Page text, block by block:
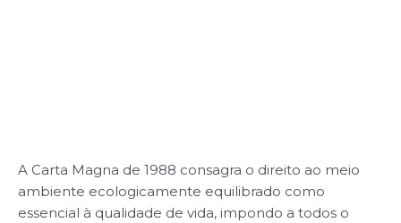
A Carta Magna de 1988 consagra o direito ao meio
ambiente ecologicamente equilibrado como
essencial à qualidade de vida, impondo a todos o